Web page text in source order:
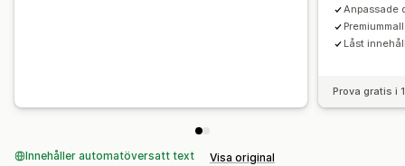
Anpassade
Låst
Prova gratis i
Innehåller automatöversatt text Visa original